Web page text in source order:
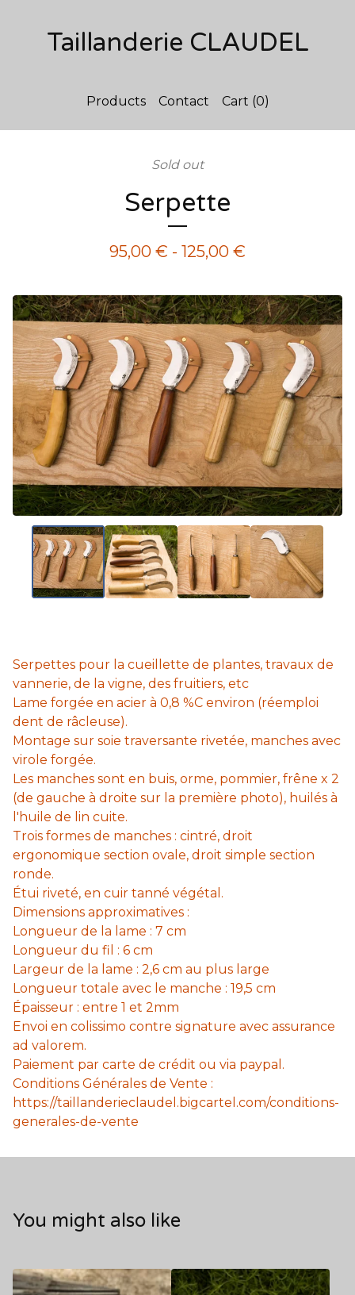
Taillanderie CLAUDEL
Products Contact Cart (0)
Sold out
Serpette
95,00 € - 125,00 €
Serpettes pour la cueillette de plantes, travaux de
vannerie, de la vigne, des fruitiers, etc
Lame forgée en acier à 0,8 %C environ (réemploi
dent de râcleuse).
Montage sur soie traversante rivetée, manches avec
virole forgée.
Les manches sont en buis, orme, pommier, frêne x 2
(de gauche à droite sur la première photo), huilés à
l'huile de lin cuite.
Trois formes de manches : cintré, droit
ergonomique section ovale, droit simple section
ronde.
Étui riveté, en cuir tanné végétal.
Dimensions approximatives :
Longueur de la lame : 7 cm
Longueur du fil : 6 cm
Largeur de la lame : 2,6 cm au plus large
Longueur totale avec le manche : 19,5 cm
Épaisseur : entre 1 et 2mm
Envoi en colissimo contre signature avec assurance
ad valorem.
Paiement par carte de crédit ou via paypal.
Conditions Générales de Vente :
https://taillanderieclaudel.bigcartel.com/conditions-
generales-de-vente
You might also like